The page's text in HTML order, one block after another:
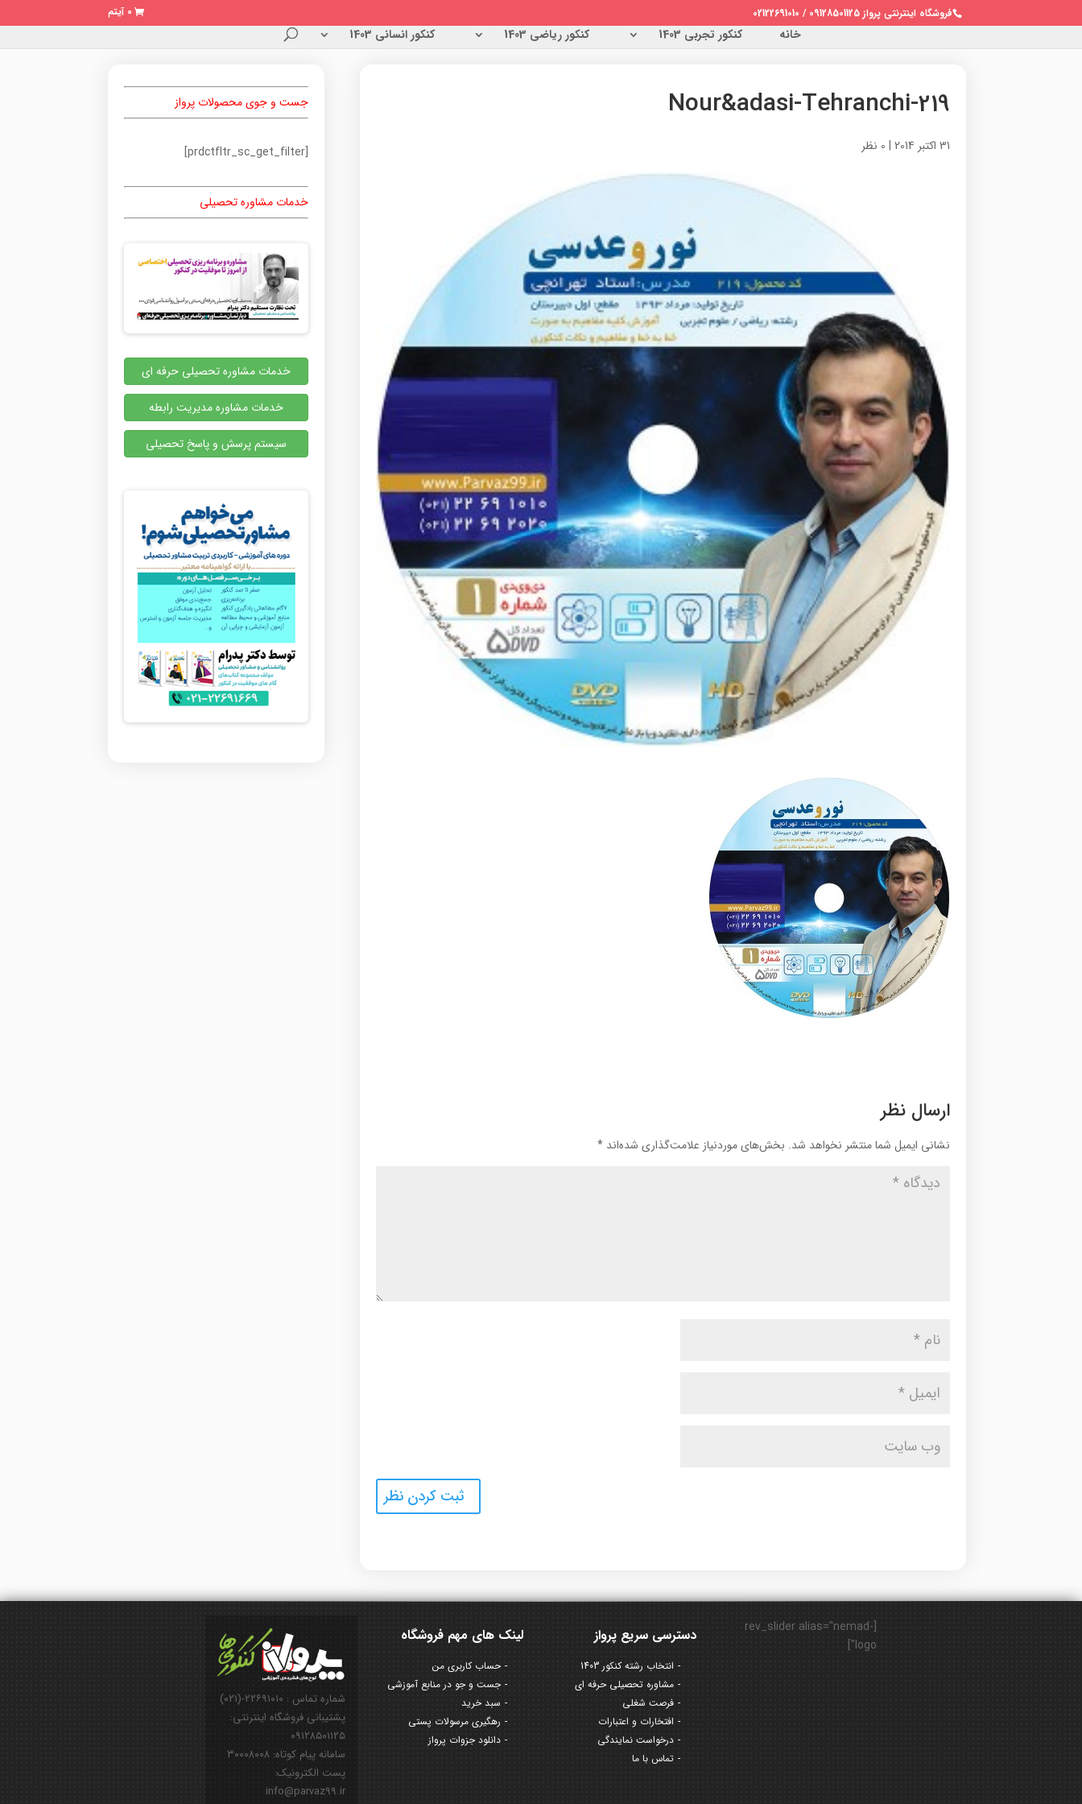
فروشگاه اینترنتی پرواز 09128501125 / 02122691010 0 آیتم
خانه کنکور تجربی 1403 کنکور ریاضی 1403 کنکور انسانی 1403
219-Nour&adasi-Tehranchi
31 اکتبر 2014 | 0 نظر
ارسال نظر
نشانی ایمیل شما منتشر نخواهد شد. بخش‌های موردنیاز علامت‌گذاری شده‌اند*
جست و جوی محصولات پرواز
[prdctfltr_sc_get_filter]
خدمات مشاوره تحصیلی
خدمات مشاوره تحصیلی حرفه ای
خدمات مشاوره مدیریت رابطه
سیستم پرسش و پاسخ تحصیلی
شماره تماس : ۲۲۶۹۱۰۱۰-(۰۲۱)
پشتیبانی فروشگاه اینترنتی:
۰۹۱۲۸۵۰۱۱۲۵
سامانه پیام کوتاه: ۳۰۰۰۸۰۰۸
پست الکترونیک:
info@parvaz99.ir
لینک های مهم فروشگاه
حساب کاربری من
جست و جو در منابع آموزشی
سبد خرید
رهگیری مرسولات پستی
دانلود جزوات پرواز
دسترسی سریع پرواز
انتخاب رشته کنکور 1403
مشاوره تحصیلی حرفه ای
فرصت شغلی
افتخارات و اعتبارات
درخواست نمایندگی
تماس با ما
[rev_slider alias="nemad-
logo"]